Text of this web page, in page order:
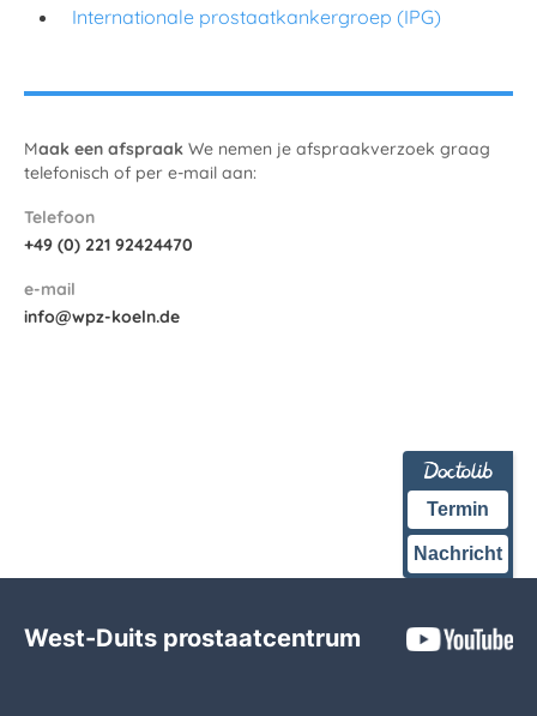
Internationale prostaatkankergroep (IPG)
Maak een afspraak‍ We nemen je afspraakverzoek graag
telefonisch of per e-mail aan:
Telefoon
+49 (0) 221 92424470
e-mail
info@wpz-koeln.de
Termin
Nachricht
West-Duits prostaatcentrum